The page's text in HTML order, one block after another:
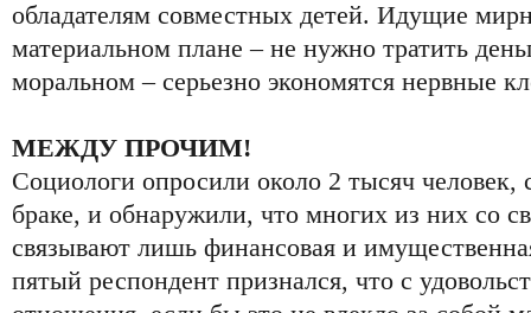
обладателям совместных детей. Идущие
материальном плане – не нужно тратить
моральном – серьезно экономятся нервные
МЕЖДУ ПРОЧИМ!
Социологи опросили около 2 тысяч человек,
браке, и обнаружили, что многих из них со
связывают лишь финансовая и
пятый респондент признался, что с